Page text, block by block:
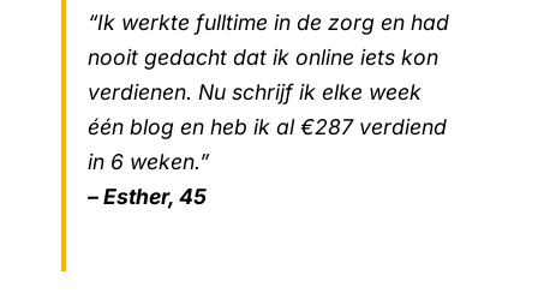
“Ik werkte fulltime in de zorg en had
nooit gedacht dat ik online iets kon
verdienen. Nu schrijf ik elke week
één blog en heb ik al €287 verdiend
in 6 weken.”
– Esther, 45